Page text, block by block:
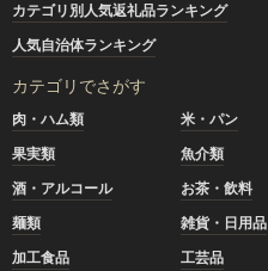
カテゴリ別人気返礼品ランキング
人気自治体ランキング
カテゴリでさがす
肉・ハム類 米・パン
果実類
魚介類
酒・アルコール
お茶・飲料
麺類
雑貨・日用品
加工食品
工芸品